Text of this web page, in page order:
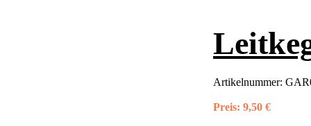
Artikelnummer:
Preis: 9,50 €